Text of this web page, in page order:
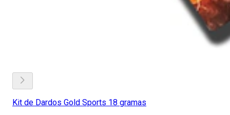
Kit de Dardos Gold Sports 18 gramas